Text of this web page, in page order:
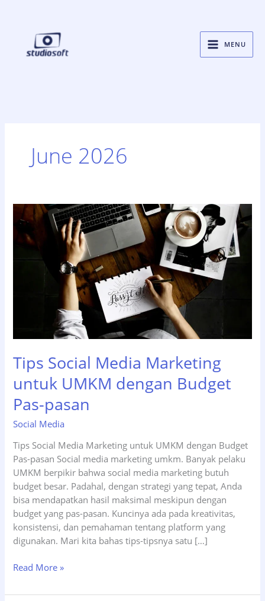
MENU
June 2026
Tips Social Media Marketing
untuk UMKM dengan Budget
Pas-pasan
Social Media
Tips Social Media Marketing untuk UMKM dengan Budget
Pas-pasan Social media marketing umkm. Banyak pelaku
UMKM berpikir bahwa social media marketing butuh
budget besar. Padahal, dengan strategi yang tepat, Anda
bisa mendapatkan hasil maksimal meskipun dengan
budget yang pas-pasan. Kuncinya ada pada kreativitas,
konsistensi, dan pemahaman tentang platform yang
digunakan. Mari kita bahas tips-tipsnya satu […]
Tips
Media
Read More »